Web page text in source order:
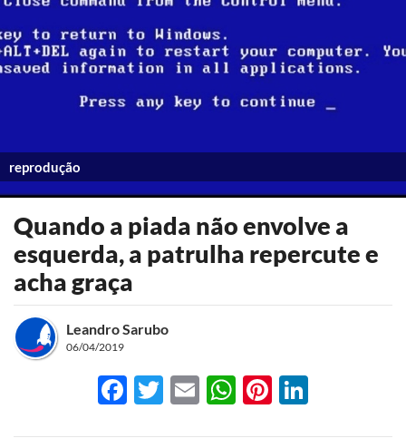
reprodução
Quando a piada não envolve a
esquerda, a patrulha repercute e
acha graça
Leandro Sarubo
06/04/2019
Facebook
Twitter
EmailWhatsApp
Pinterest